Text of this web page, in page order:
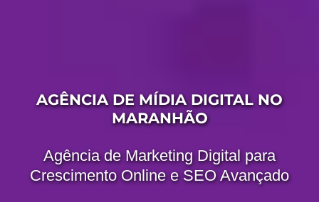
AGÊNCIA DE MÍDIA DIGITAL NO
MARANHÃO
Agência de Marketing Digital para
Crescimento Online e SEO Avançado